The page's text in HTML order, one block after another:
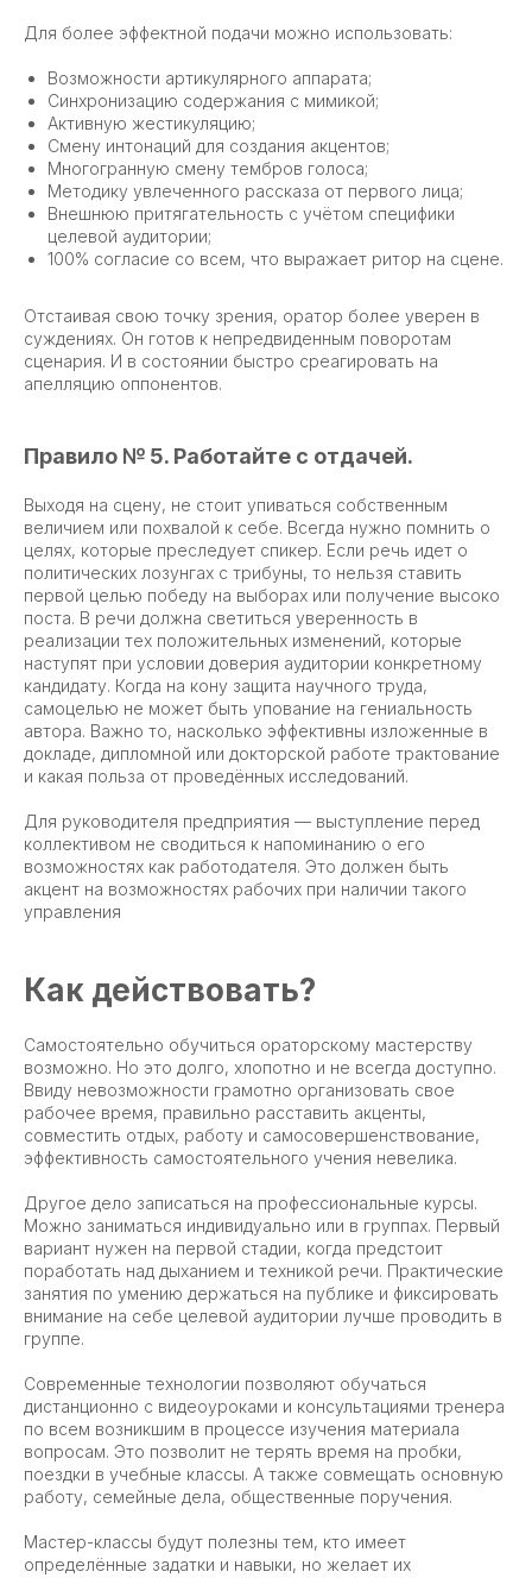
Для более эффектной подачи можно использовать:
Возможности артикулярного аппарата;
Синхронизацию содержания с мимикой;
Активную жестикуляцию;
Смену интонаций для создания акцентов;
Многогранную смену тембров голоса;
Методику увлеченного рассказа от первого лица;
Внешнюю притягательность с учётом специфики
целевой аудитории;
100% согласие со всем, что выражает ритор на сцене.
Отстаивая свою точку зрения, оратор более уверен в
суждениях. Он готов к непредвиденным поворотам
сценария. И в состоянии быстро среагировать на
апелляцию оппонентов.
Правило № 5. Работайте с отдачей.
Выходя на сцену, не стоит упиваться собственным
величием или похвалой к себе. Всегда нужно помнить о
целях, которые преследует спикер. Если речь идет о
политических лозунгах с трибуны, то нельзя ставить
первой целью победу на выборах или получение высоко
поста. В речи должна светиться уверенность в
реализации тех положительных изменений, которые
наступят при условии доверия аудитории конкретному
кандидату. Когда на кону защита научного труда,
самоцелью не может быть упование на гениальность
автора. Важно то, насколько эффективны изложенные в
докладе, дипломной или докторской работе трактование
и какая польза от проведённых исследований.
Для руководителя предприятия — выступление перед
коллективом не сводиться к напоминанию о его
возможностях как работодателя. Это должен быть
акцент на возможностях рабочих при наличии такого
управления
Как действовать?
Самостоятельно обучиться ораторскому мастерству
возможно. Но это долго, хлопотно и не всегда доступно.
Ввиду невозможности грамотно организовать свое
рабочее время, правильно расставить акценты,
совместить отдых, работу и самосовершенствование,
эффективность самостоятельного учения невелика.
Другое дело записаться на профессиональные курсы.
Можно заниматься индивидуально или в группах. Первый
вариант нужен на первой стадии, когда предстоит
поработать над дыханием и техникой речи. Практические
занятия по умению держаться на публике и фиксировать
внимание на себе целевой аудитории лучше проводить в
группе.
Современные технологии позволяют обучаться
дистанционно с видеоуроками и консультациями тренера
по всем возникшим в процессе изучения материала
вопросам. Это позволит не терять время на пробки,
поездки в учебные классы. А также совмещать основную
работу, семейные дела, общественные поручения.
Мастер-классы будут полезны тем, кто имеет
определённые задатки и навыки, но желает их